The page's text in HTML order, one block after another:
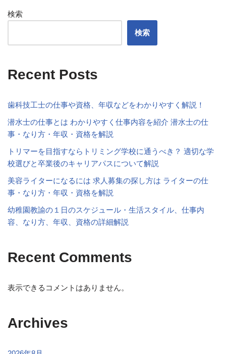
検索
検索
Recent Posts
歯科技工士の仕事や資格、年収などをわかりやすく解説！
潜水士の仕事とは わかりやすく仕事内容を紹介 潜水士の仕
事・なり方・年収・資格を解説
トリマーを目指すならトリミング学校に通うべき？ 適切な学
校選びと卒業後のキャリアパスについて解説
美容ライターになるには 求人募集の探し方は ライターの仕
事・なり方・年収・資格を解説
幼稚園教諭の１日のスケジュール・生活スタイル、仕事内
容、なり方、年収、資格の詳細解説
Recent Comments
表示できるコメントはありません。
Archives